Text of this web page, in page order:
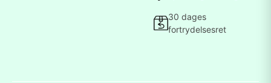
30 dages
fortrydelsesret